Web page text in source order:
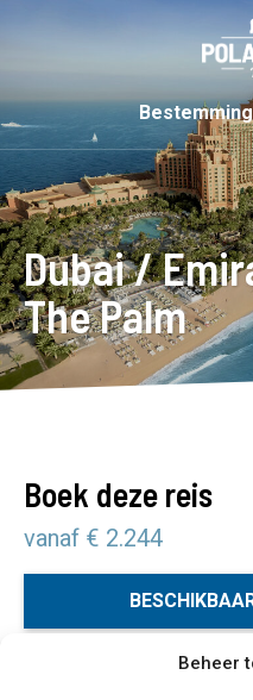
Beheer
Dubai /
The Palm
Boek deze reis
vanaf € 2.244